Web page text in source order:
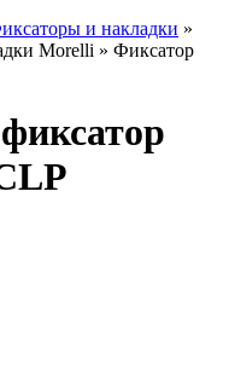
и накладки »
Morelli » Фиксатор